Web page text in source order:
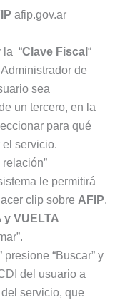
afip.gov.ar
la “Clave Fiscal “
de
sea
un tercero, en la
para qué
servicio.
le permitirá
clip sobre AFIP.
y VUELTA
presione “Buscar” y
del usuario a
servicio, que